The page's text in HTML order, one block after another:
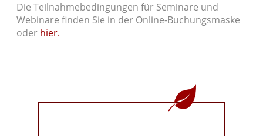
Die Teilnahmebedingungen für Seminare und
Webinare finden Sie in der Online-Buchungsmaske
oder hier.